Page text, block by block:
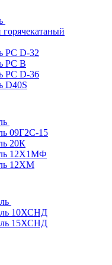
РС D-32
РС В
РС D-36
D40S
09Г2С-15
20К
12Х1МФ
12ХМ
10ХСНД
15ХСНД